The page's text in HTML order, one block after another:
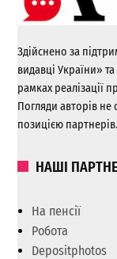
Здійснено за
видавці України»
рамках реалізації
Погляди авторів не
позицією партнерів.
НАШІ
На пенсії
Робота
Depositphotos